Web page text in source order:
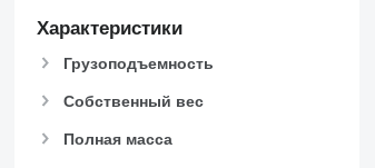
Характеристики
Грузоподъемность
Собственный вес
Полная масса